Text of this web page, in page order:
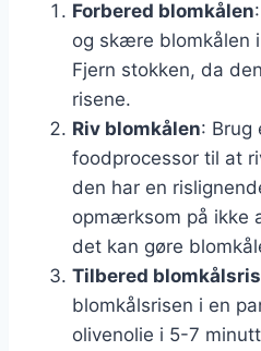
Forbered blomkålen
og skære blomkålen
Fjern stokken, da
risene.
Riv blomkålen: Brug
foodprocessor til at
den har en
opmærksom på ikke
det kan gøre
Tilbered
blomkålsrisen i en
olivenolie i 5-7